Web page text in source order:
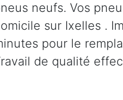
neufs. Vos
sur Ixelles .
pour le
de qualité